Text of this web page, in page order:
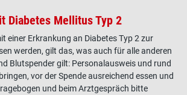
Diabetes Mellitus Typ 2
einer Erkrankung an Diabetes Typ 2 zur
werden, gilt das, was auch für alle anderen
Blutspender gilt: Personalausweis und rund
vor der Spende ausreichend essen und
und beim Arztgespräch bitte